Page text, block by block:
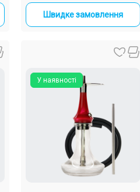
Швидке замовлення
У наявності